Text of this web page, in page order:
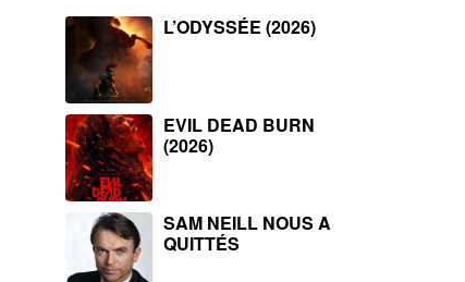
L’ODYSSÉE (2026)
EVIL DEAD BURN
(2026)
SAM NEILL NOUS A
QUITTÉS